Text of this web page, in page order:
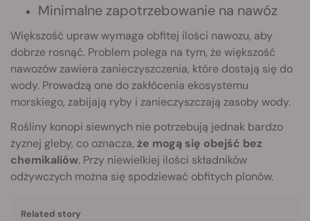
Minimalne zapotrzebowanie na nawóz
Większość upraw wymaga obfitej ilości nawozu, aby
dobrze rosnąć. Problem polega na tym, że większość
nawozów zawiera zanieczyszczenia, które dostają się do
wody. Prowadzą one do zakłócenia ekosystemu
morskiego, zabijają ryby i zanieczyszczają zasoby wody.
Rośliny konopi siewnych nie potrzebują jednak bardzo
żyznej gleby, co oznacza, że mogą się obejść bez
chemikaliów. Przy niewielkiej ilości składników
odżywczych można się spodziewać obfitych plonów.
Related story